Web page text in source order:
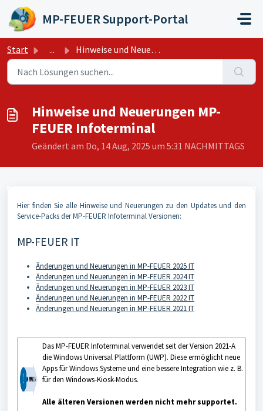
Zum hauptsächlichen Inhalt gehen
MP-FEUER Support-Portal
Start ... Hinweise und Neuerungen MP-FEUER Infoterminal
Hinweise und Neuerungen MP-
FEUER Infoterminal
Geändert am Do, 14 Aug, 2025 um 5:31 NACHMITTAGS
Hier finden Sie alle Hinweise und Neuerungen zu den Updates und den
Service-Packs der MP-FEUER Infoterminal Versionen:
MP-FEUER IT
Änderungen und Neuerungen in MP-FEUER 2025 IT
Änderungen und Neuerungen in MP-FEUER 2024 IT
Änderungen und Neuerungen in MP-FEUER 2023 IT
Änderungen und Neuerungen in MP-FEUER 2022 IT
Änderungen und Neuerungen in MP-FEUER 2021 IT
Das MP-FEUER Infoterminal verwendet seit der Version 2021-A
die Windows Universal Plattform (UWP). Diese ermöglicht neue
Apps für Windows Systeme und eine bessere Integration wie z. B.
für den Windows-Kiosk-Modus.
Alle älteren Versionen werden nicht mehr supportet.